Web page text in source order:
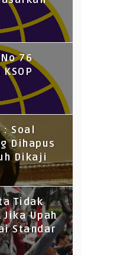
76
: Soal
Dihapus
Dikaji
Tidak
Jika Upah
Standar